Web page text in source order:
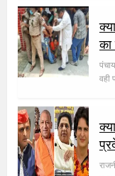
का
वही